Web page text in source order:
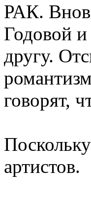
РАК.
Годовой
другу.
говорят,
артистов.